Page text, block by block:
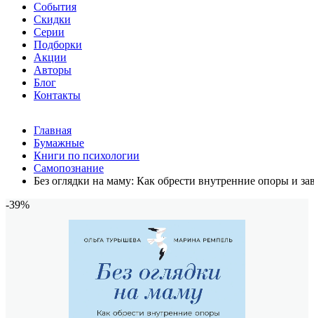
События
Скидки
Серии
Подборки
Акции
Авторы
Блог
Контакты
Главная
Бумажные
Книги по психологии
Самопознание
Без оглядки на маму: Как обрести внутренние опоры и
-39%